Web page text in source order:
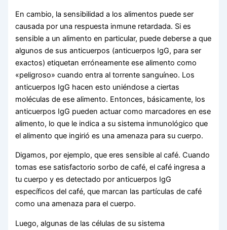
En cambio, la sensibilidad a los alimentos puede ser
causada por una respuesta inmune retardada. Si es
sensible a un alimento en particular, puede deberse a que
algunos de sus anticuerpos (anticuerpos IgG, para ser
exactos) etiquetan erróneamente ese alimento como
«peligroso» cuando entra al torrente sanguíneo. Los
anticuerpos IgG hacen esto uniéndose a ciertas
moléculas de ese alimento. Entonces, básicamente, los
anticuerpos IgG pueden actuar como marcadores en ese
alimento, lo que le indica a su sistema inmunológico que
el alimento que ingirió es una amenaza para su cuerpo.
Digamos, por ejemplo, que eres sensible al café. Cuando
tomas ese satisfactorio sorbo de café, el café ingresa a
tu cuerpo y es detectado por anticuerpos IgG
específicos del café, que marcan las partículas de café
como una amenaza para el cuerpo.
Luego, algunas de las células de su sistema